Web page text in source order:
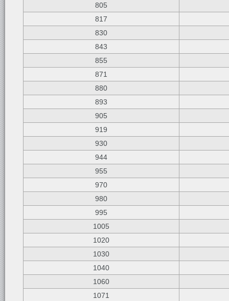
805
817
830
843
855
871
880
893
905
919
930
944
955
970
980
995
1005
1020
1030
1040
1060
1071